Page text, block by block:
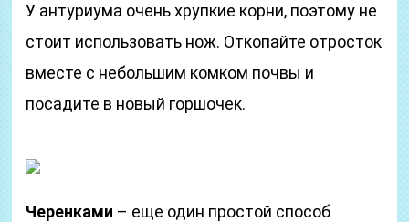
У антуриума очень хрупкие корни, поэтому не
стоит использовать нож. Откопайте отросток
вместе с небольшим комком почвы и
посадите в новый горшочек.
Черенками – еще один простой способ